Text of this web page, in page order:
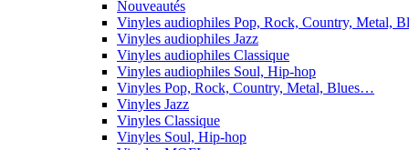
Nouveautés
Vinyles audiophiles Pop, Rock, Country, Metal,
Vinyles audiophiles Jazz
Vinyles audiophiles Classique
Vinyles audiophiles Soul, Hip-hop
Vinyles Pop, Rock, Country, Metal, Blues…
Vinyles Jazz
Vinyles Classique
Vinyles Soul, Hip-hop